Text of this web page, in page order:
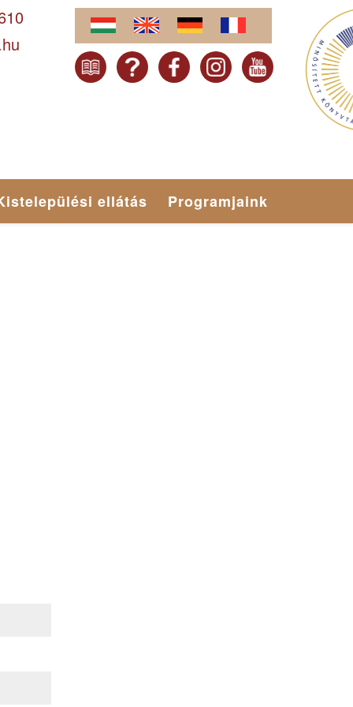
ellátás Programjaink